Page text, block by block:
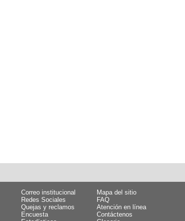
Correo institucional
Mapa del sitio
Redes Sociales
FAQ
Quejas y reclamos
Atención en línea
Encuesta
Contáctenos